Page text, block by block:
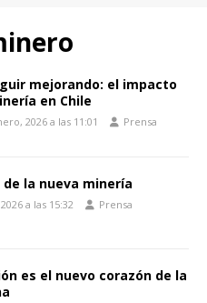
mejorando: el impacto
en Chile
2026 a las 11:01 Prensa
la nueva minería
a las 15:32 Prensa
es el nuevo corazón de la